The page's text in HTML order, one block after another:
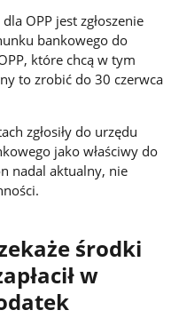
OPP jest zgłoszenie
bankowego do
które chcą w tym
to zrobić do 30 czerwca
zgłosiły do urzędu
jako właściwy do
nadal aktualny, nie
środki
w